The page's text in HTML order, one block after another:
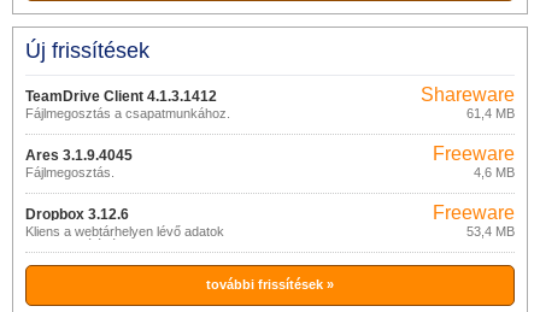
Új frissítések
TeamDrive Client 4.1.3.1412
Fájlmegosztás a csapatmunkához.
Shareware
61,4 MB
Ares 3.1.9.4045
Fájlmegosztás.
Freeware
4,6 MB
Dropbox 3.12.6
Kliens a webtárhelyen lévő adatok
szinkronizálására.
Freeware
53,4 MB
további frissítések »